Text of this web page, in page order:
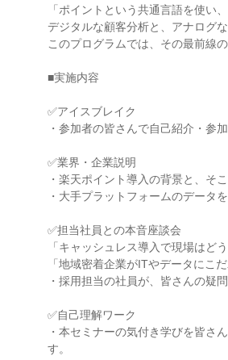
「ポイントという共通言語を使い
デジタルな顧客分析と、アナログ
このプログラムでは、その最前線
■実施内容
✅アイスブレイク
・参加者の皆さんで自己紹介・参
✅業界・企業説明
・楽天ポイント導入の背景と、そ
・大手プラットフォームのデータ
✅担当社員との本音座談会
「キャッシュレス導入で現場はど
「地域密着企業がITやデータにこ
・採用担当の社員が、皆さんの疑
✅自己理解ワーク
・本セミナーの気付き学びを皆さ
す。